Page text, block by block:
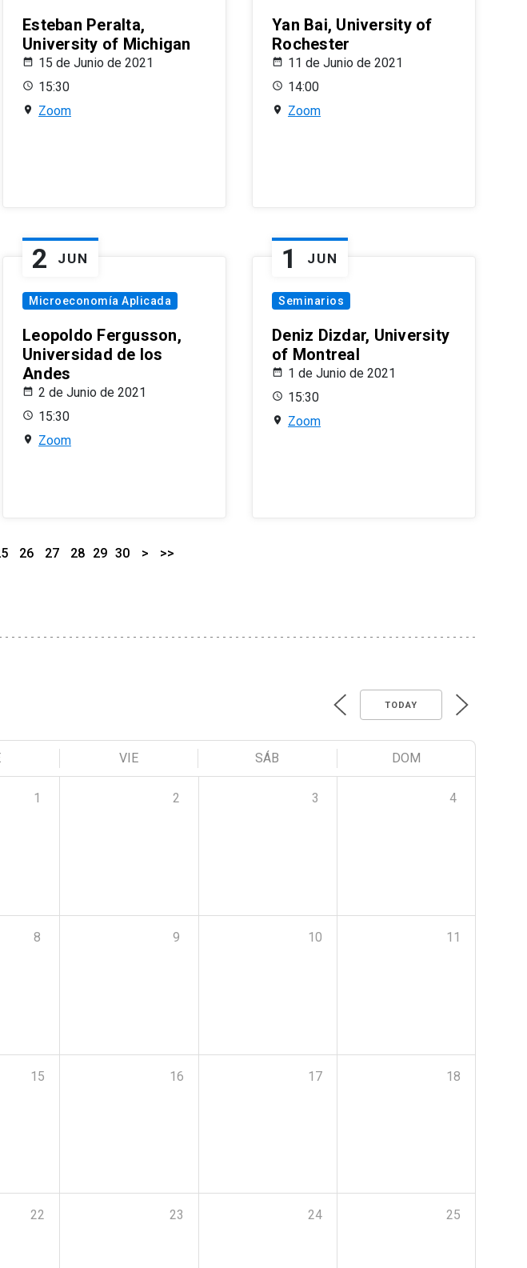
Esteban Peralta,
University of Michigan
15 de Junio de 2021
15:30
Zoom
Yan Bai, University of
Rochester
11 de Junio de 2021
14:00
Zoom
2 JUN
Microeconomía Aplicada
Leopoldo Fergusson,
Universidad de los
Andes
2 de Junio de 2021
15:30
Zoom
1 JUN
Seminarios
Deniz Dizdar, University
of Montreal
1 de Junio de 2021
15:30
Zoom
26 27 28 29 30 > >>
TODAY
VIE SÁB DOM
1 2 3 4
8 9 10 11
15 16 17 18
22 23 24 25